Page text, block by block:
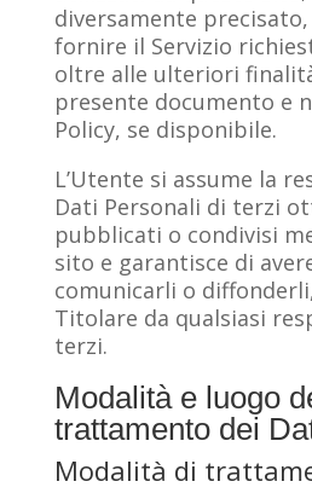
diversamente
fornire il Servizio
oltre alle ulteriori
presente documento e
Policy, se disponibile.
L’Utente si assume la
Dati Personali di terzi
pubblicati o condivisi
sito e garantisce di
comunicarli o
Titolare da qualsiasi
terzi.
Modalità e luogo
trattamento dei
Modalità di